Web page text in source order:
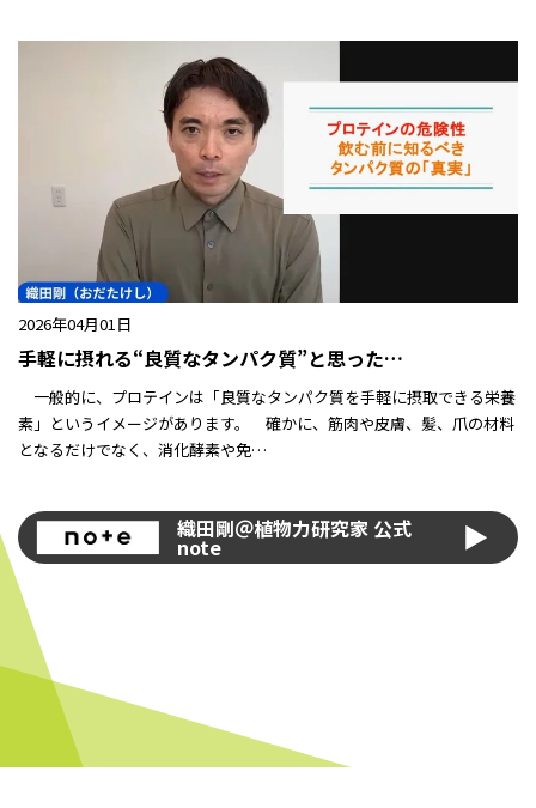
2026年04月01日
手軽に摂れる“良質なタンパク質”と思った…
一般的に、プロテインは「良質なタンパク質を手軽に摂取できる栄養
素」というイメージがあります。 確かに、筋肉や皮膚、髪、爪の材料
となるだけでなく、消化酵素や免…
織田剛＠植物力研究家 公式
note